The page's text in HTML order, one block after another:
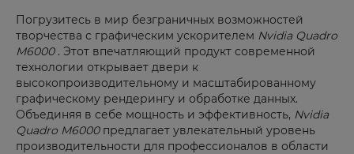
Погрузитесь в мир безграничных возможностей
творчества с графическим ускорителем Nvidia Quadro
M6000 . Этот впечатляющий продукт современной
технологии открывает двери к
высокопроизводительному и масштабированному
графическому рендерингу и обработке данных.
Объединяя в себе мощность и эффективность, Nvidia
Quadro M6000 предлагает увлекательный уровень
производительности для профессионалов в области